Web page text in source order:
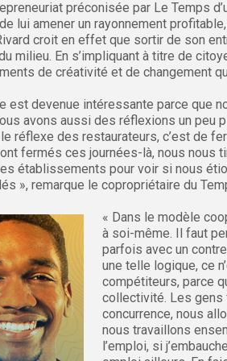
préconisée par Le Temps
lui amener un rayonnement
croit en effet que sortir de son
milieu. En s’impliquant à titre de
de créativité et de changement
est devenue intéressante parce que
avons aussi des réflexions un peu
réflexe des restaurateurs, c’est de
fermés ces journées-là, nous nous
établissements pour voir si nous
», remarque le copropriétaire du
« Dans le modèle
à soi-même. Il faut
parfois avec un
une telle logique, ce
compétiteurs, parce
collectivité. Les gens
concurrence, nous
nous travaillons
l’emploi, si